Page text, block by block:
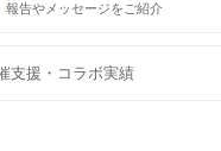
報告やメッセージをご紹介
支援・コラボ実績